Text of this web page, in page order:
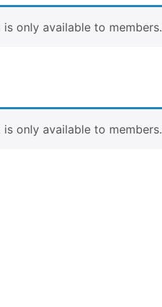
only available to members.
only available to members.